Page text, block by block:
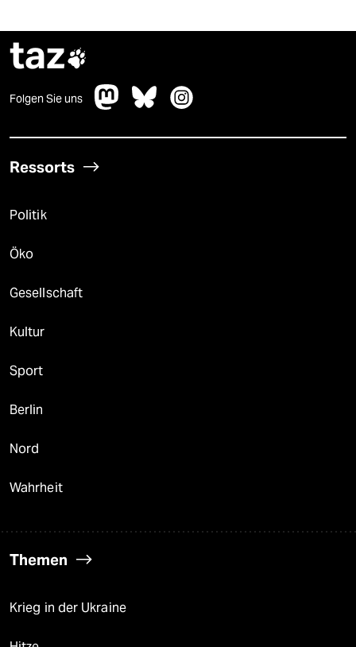
taz
Folgen Sie uns
Ressorts
Politik
Öko
Gesellschaft
Kultur
Sport
Berlin
Nord
Wahrheit
Themen
Krieg in der Ukraine